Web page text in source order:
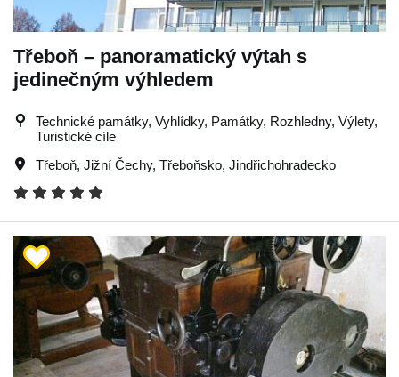
Třeboň – panoramatický výtah s
jedinečným výhledem
Technické památky, Vyhlídky, Památky, Rozhledny, Výlety,
Turistické cíle
Třeboň, Jižní Čechy, Třeboňsko, Jindřichohradecko